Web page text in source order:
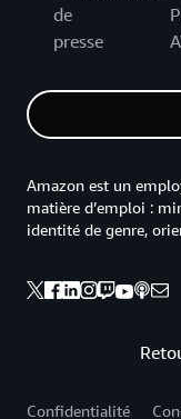
de
presse
Amazon est un
matière d’emploi :
identité de genre,
Confidentialité